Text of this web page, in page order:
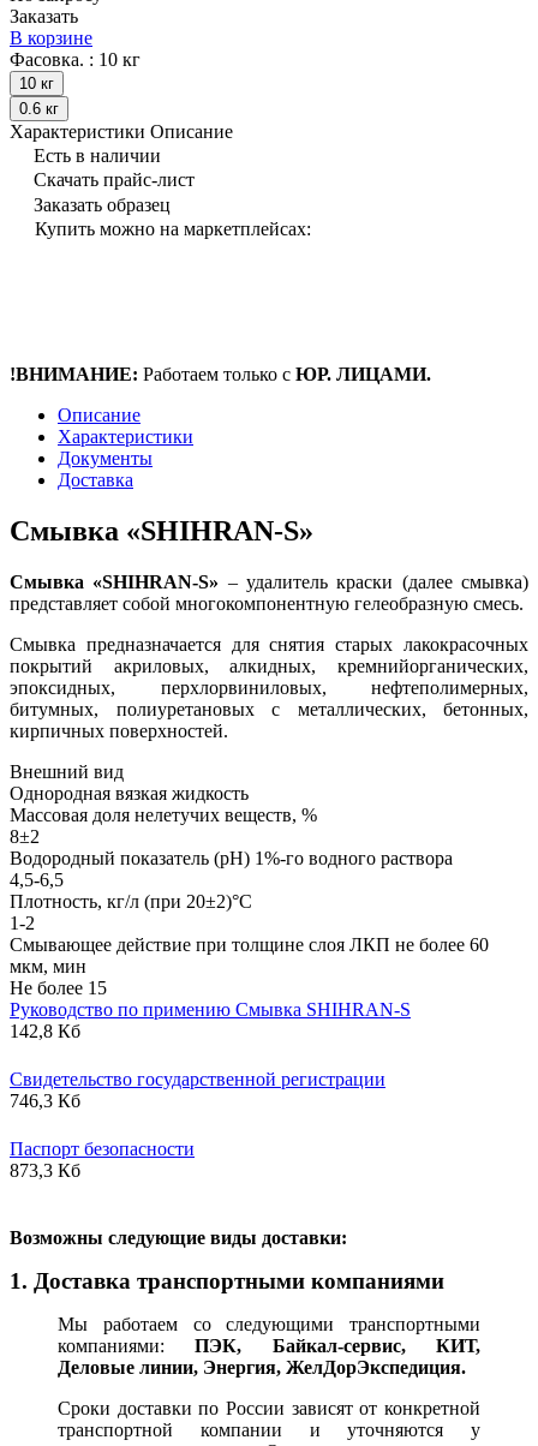
Заказать
В корзине
Фасовка. : 10 кг
10 кг
0.6 кг
Характеристики Описание
Есть в наличии
Скачать прайс-лист
Заказать образец
Купить можно на маркетплейсах:
!ВНИМАНИЕ: Работаем только с ЮР. ЛИЦАМИ.
Описание
Характеристики
Документы
Доставка
Смывка «SHIHRAN-S»
Смывка «SHIHRAN-S» – удалитель краски (далее смывка)
представляет собой многокомпонентную гелеобразную смесь.
Смывка предназначается для снятия старых лакокрасочных
покрытий акриловых, алкидных, кремнийорганических,
эпоксидных, перхлорвиниловых, нефтеполимерных,
битумных, полиуретановых с металлических, бетонных,
кирпичных поверхностей.
Внешний вид
Однородная вязкая жидкость
Массовая доля нелетучих веществ, %
8±2
Водородный показатель (рН) 1%-го водного раствора
4,5-6,5
Плотность, кг/л (при 20±2)°С
1-2
Смывающее действие при толщине слоя ЛКП не более 60
мкм, мин
Не более 15
Руководство по примению Смывка SHIHRAN-S
142,8 Кб
Свидетельство государственной регистрации
746,3 Кб
Паспорт безопасности
873,3 Кб
Возможны следующие виды доставки:
1. Доставка транспортными компаниями
Мы работаем со следующими транспортными
компаниями:ПЭК, Байкал-сервис, КИТ,
Деловые линии, Энергия, ЖелДорЭкспедиция.
Сроки доставки по России зависят от конкретной
транспортной компании и уточняются у